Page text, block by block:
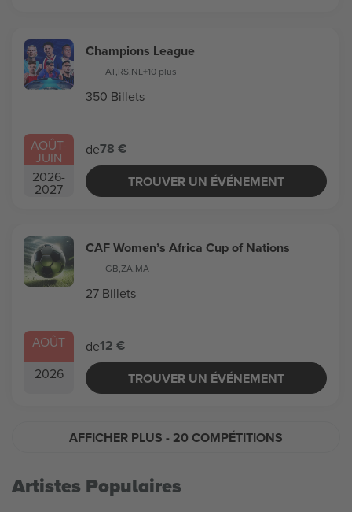
AOÛT-
JUIN
2026-
2027
Champions League
AT,RS,NL+10 plus
350 Billets
de78 €
TROUVER UN ÉVÉNEMENT
AOÛT
2026
CAF Women’s Africa Cup of Nations
GB,ZA,MA
27 Billets
de12 €
TROUVER UN ÉVÉNEMENT
AFFICHER PLUS - 20 COMPÉTITIONS
Artistes Populaires